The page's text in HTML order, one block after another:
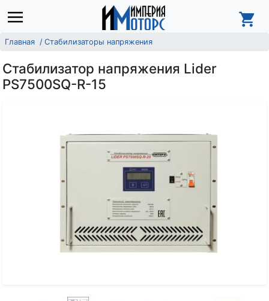
Главная Стабилизаторы напряжения
Стабилизатор напряжения Lider
PS7500SQ-R-15